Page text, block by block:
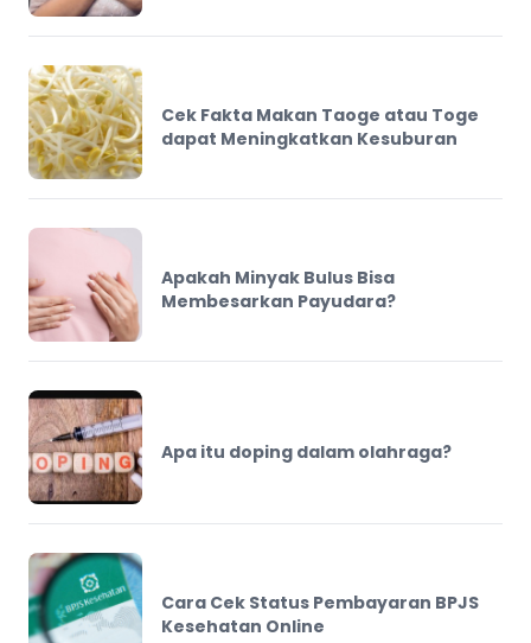
Cek Fakta Makan Taoge atau Toge
dapat Meningkatkan Kesuburan
Apakah Minyak Bulus Bisa
Membesarkan Payudara?
Apa itu doping dalam olahraga?
Cara Cek Status Pembayaran BPJS
Kesehatan Online